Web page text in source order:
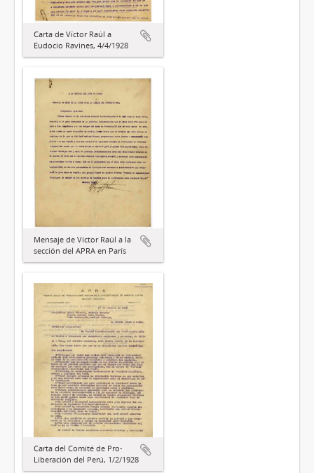
Carta de Víctor Raúl a
Eudocio Ravines, 4/4/1928
Mensaje de Víctor Raúl a la
sección del APRA en París
Carta del Comité de Pro-
Liberación del Perú, 1/2/1928